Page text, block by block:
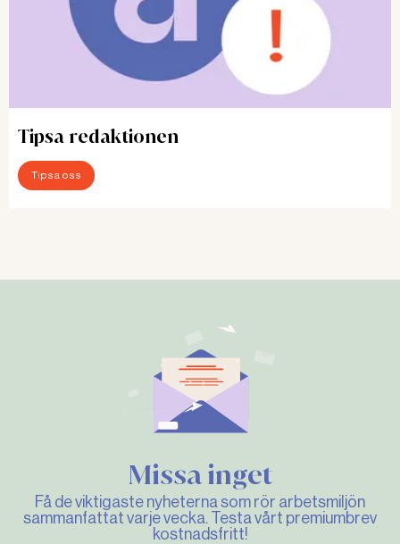
Tipsa redaktionen
Tipsa oss
Missa inget
Få de viktigaste nyheterna som rör arbetsmiljön
sammanfattat varje vecka. Testa vårt premiumbrev
kostnadsfritt!